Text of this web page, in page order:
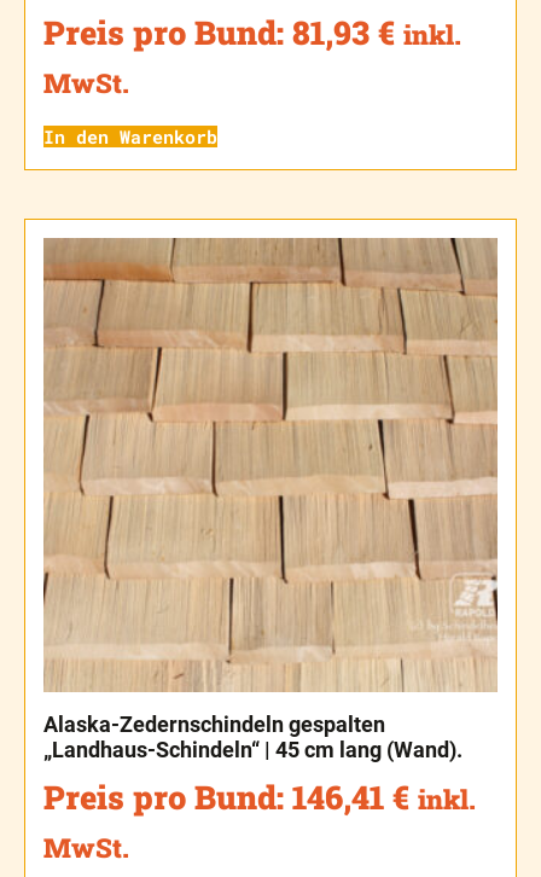
Preis pro Bund: 81,93 € inkl.
MwSt.
In den Warenkorb
Alaska-Zedernschindeln gespalten
„Landhaus-Schindeln“ | 45 cm lang (Wand).
Preis pro Bund: 146,41 € inkl.
MwSt.